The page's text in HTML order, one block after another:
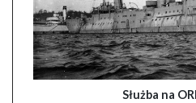
Służba na